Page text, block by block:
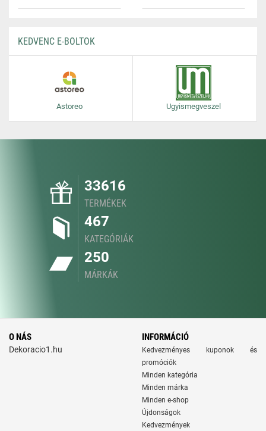
KEDVENC E-BOLTOK
Astoreo Ugyismegveszel
33616
TERMÉKEK
467
KATEGÓRIÁK
250
MÁRKÁK
O NÁS
Dekoracio1.hu
INFORMÁCIÓ
Kedvezményes kuponok és
promóciók
Minden kategória
Minden márka
Minden e-shop
Újdonságok
Kedvezmények